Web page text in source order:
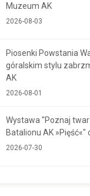
Muzeum AK
2026-08-03
Piosenki Powstania
góralskim stylu
AK
2026-08-01
Wystawa "Poznaj
Batalionu AK »Pięść«"
2026-07-30